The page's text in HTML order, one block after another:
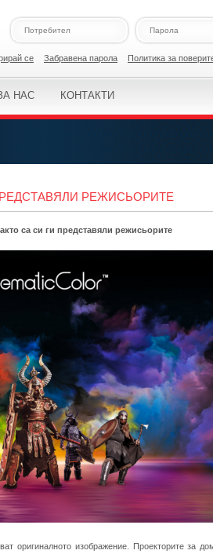
се Забравена парола Политикa за
НАС КОНТАКТИ
РЕЖИСЬОРИТЕ
са си ги представяли режисьорите
оригиналното изображение. Проекторите за